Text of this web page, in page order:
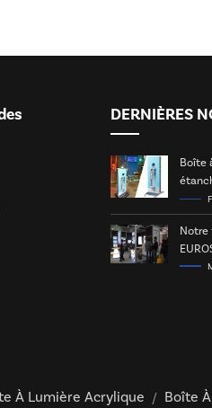
DERNIÈRES
Boîte
solaire
Notre
À Lumière Acrylique / Boîte